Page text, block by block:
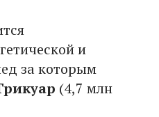
и
за которым
(4,7 млн